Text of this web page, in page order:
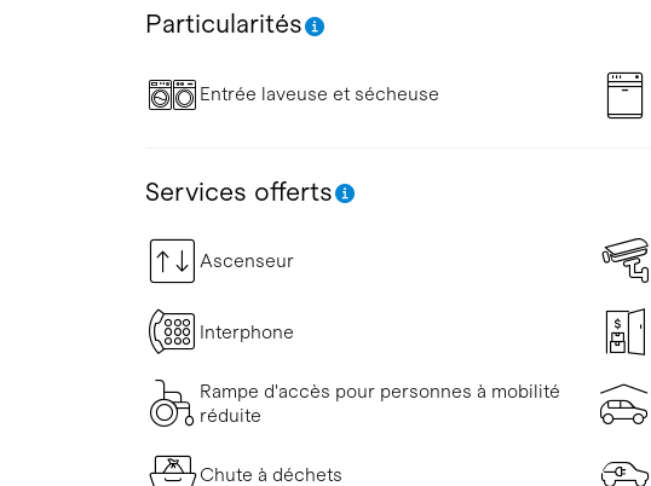
Particularités
Entrée laveuse et sécheuse
Services offerts
Ascenseur
Interphone
Rampe d'accès pour personnes à mobilité
réduite
Chute à déchets